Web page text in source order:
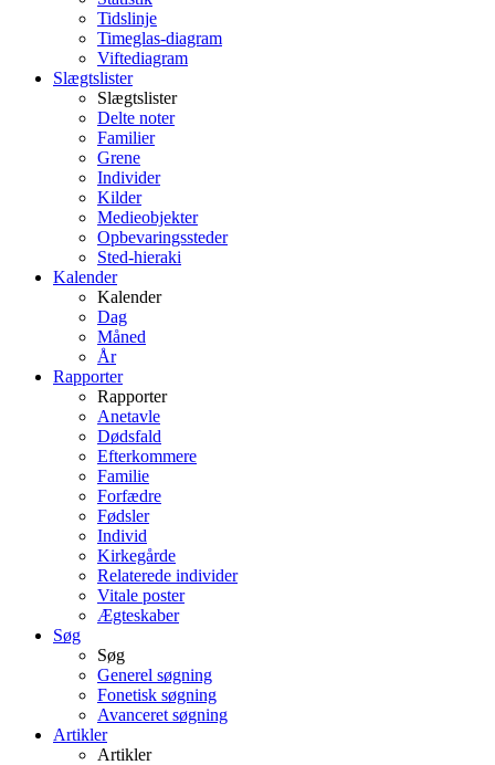
Tidslinje
Timeglas-diagram
Viftediagram
Slægtslister
Slægtslister
Delte noter
Familier
Grene
Individer
Kilder
Medieobjekter
Opbevaringssteder
Sted-hieraki
Kalender
Kalender
Dag
Måned
År
Rapporter
Rapporter
Anetavle
Dødsfald
Efterkommere
Familie
Forfædre
Fødsler
Individ
Kirkegårde
Relaterede individer
Vitale poster
Ægteskaber
Søg
Søg
Generel søgning
Fonetisk søgning
Avanceret søgning
Artikler
Artikler